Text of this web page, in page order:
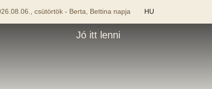
csütörtök - Berta, Bettina napja HU
Jó itt lenni